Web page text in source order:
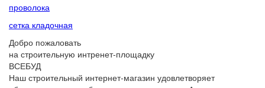
проволока
сетка кладочная
Добро пожаловать
на строительную интренет-площадку
ВСЕБУД
Наш строительный интернет-магазин удовлетворяет